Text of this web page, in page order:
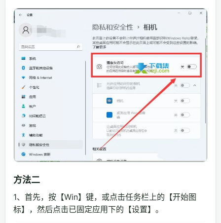
方法二
1、首先，按【Win】键，或点击任务栏上的【开始图
标】，然后点击已固定应用下的【设置】。